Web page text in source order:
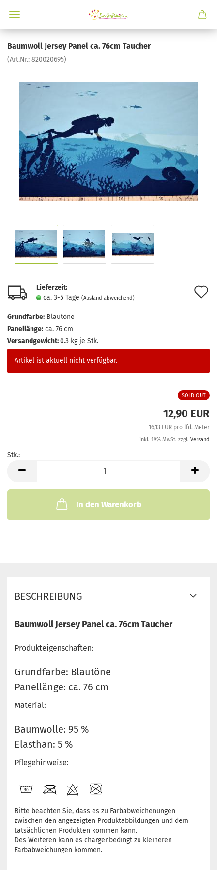
Baumwoll Jersey Panel ca. 76cm Taucher
(Art.Nr.: 820020695)
Lieferzeit:
ca. 3-5 Tage (Ausland abweichend)
Grundfarbe: Blautöne
Panellänge: ca. 76 cm
Versandgewicht:0.3 kg je Stk.
Artikel ist aktuell nicht verfügbar.
SOLD OUT
12,90 EUR
16,13 EUR pro lfd. Meter
inkl. 19% MwSt. zzgl. Versand
Stk.:
In den Warenkorb
BESCHREIBUNG
Baumwoll Jersey Panel ca. 76cm Taucher
Produkteigenschaften:
Grundfarbe: Blautöne
Panellänge: ca. 76 cm
Material:
Baumwolle: 95 %
Elasthan: 5 %
Pflegehinweise:
Bitte beachten Sie, dass es zu Farbabweichenungen
zwischen den angezeigten Produktabbildungen und dem
tatsächlichen Produkten kommen kann.
Des Weiteren kann es chargenbedingt zu kleineren
Farbabweichungen kommen.